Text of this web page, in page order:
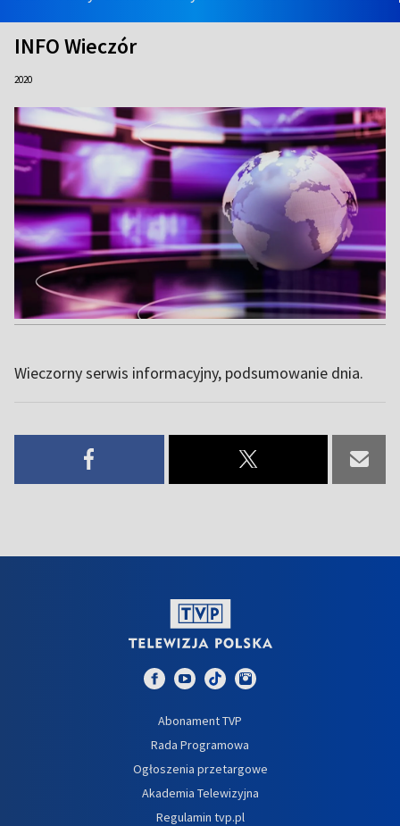
INFO Wieczór
2020
Wieczorny serwis informacyjny, podsumowanie dnia.
Abonament TVP
Rada Programowa
Ogłoszenia przetargowe
Akademia Telewizyjna
Regulamin tvp.pl